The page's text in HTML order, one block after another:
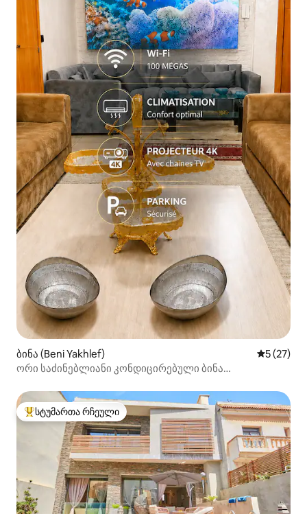
ბინა (Beni Yakhlef) საშუალო
5 (27)
ორი საძინებლიანი კონდიცირებული ბინა
სტუმართა რჩეული მოწინავე ვარიანტი
სტუმართა რჩეული